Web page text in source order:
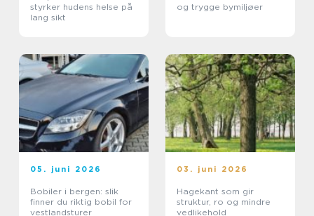
styrker hudens helse på
lang sikt
og trygge bymiljøer
05. juni 2026
Bobiler i bergen: slik
finner du riktig bobil for
vestlandsturer
03. juni 2026
Hagekant som gir
struktur, ro og mindre
vedlikehold